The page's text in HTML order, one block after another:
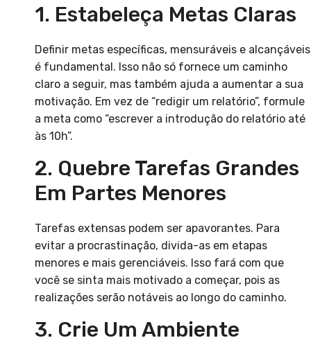
1. Estabeleça Metas Claras
Definir metas específicas, mensuráveis e alcançáveis
é fundamental. Isso não só fornece um caminho
claro a seguir, mas também ajuda a aumentar a sua
motivação. Em vez de “redigir um relatório”, formule
a meta como “escrever a introdução do relatório até
às 10h”.
2. Quebre Tarefas Grandes
Em Partes Menores
Tarefas extensas podem ser apavorantes. Para
evitar a procrastinação, divida-as em etapas
menores e mais gerenciáveis. Isso fará com que
você se sinta mais motivado a começar, pois as
realizações serão notáveis ao longo do caminho.
3. Crie Um Ambiente